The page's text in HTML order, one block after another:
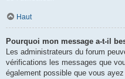
Haut
Pourquoi mon message a-t-il
Les administrateurs du forum
vérifications les messages que
également possible que vous